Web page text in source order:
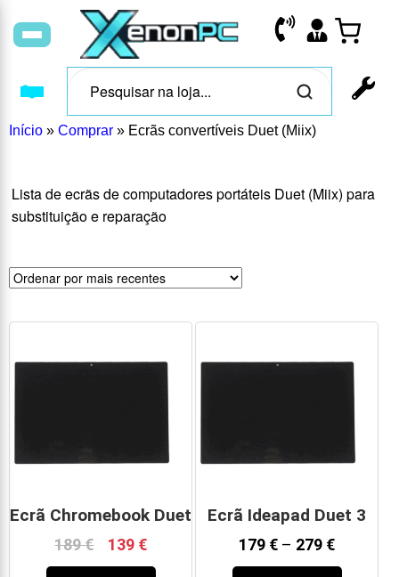
Início » Comprar » Ecrãs convertíveis Duet (Miix)
Lista de ecrãs de computadores portáteis Duet (Miix) para
substituição e reparação
Ecrã Chromebook Duet
189€ 139 €
Ecrã Ideapad Duet 3
179 € – 279 €